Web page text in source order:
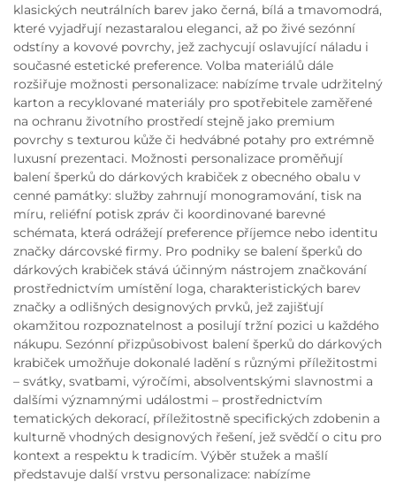
klasických neutrálních barev jako černá, bílá a tmavomodrá,
které vyjadřují nezastaralou eleganci, až po živé sezónní
odstíny a kovové povrchy, jež zachycují oslavující náladu i
současné estetické preference. Volba materiálů dále
rozšiřuje možnosti personalizace: nabízíme trvale udržitelný
karton a recyklované materiály pro spotřebitele zaměřené
na ochranu životního prostředí stejně jako premium
povrchy s texturou kůže či hedvábné potahy pro extrémně
luxusní prezentaci. Možnosti personalizace proměňují
balení šperků do dárkových krabiček z obecného obalu v
cenné památky: služby zahrnují monogramování, tisk na
míru, reliéfní potisk zpráv či koordinované barevné
schémata, která odrážejí preference příjemce nebo identitu
značky dárcovské firmy. Pro podniky se balení šperků do
dárkových krabiček stává účinným nástrojem značkování
prostřednictvím umístění loga, charakteristických barev
značky a odlišných designových prvků, jež zajišťují
okamžitou rozpoznatelnost a posilují tržní pozici u každého
nákupu. Sezónní přizpůsobivost balení šperků do dárkových
krabiček umožňuje dokonalé ladění s různými příležitostmi
– svátky, svatbami, výročími, absolventskými slavnostmi a
dalšími významnými událostmi – prostřednictvím
tematických dekorací, příležitostně specifických zdobenin a
kulturně vhodných designových řešení, jež svědčí o citu pro
kontext a respektu k tradicím. Výběr stužek a mašlí
představuje další vrstvu personalizace: nabízíme